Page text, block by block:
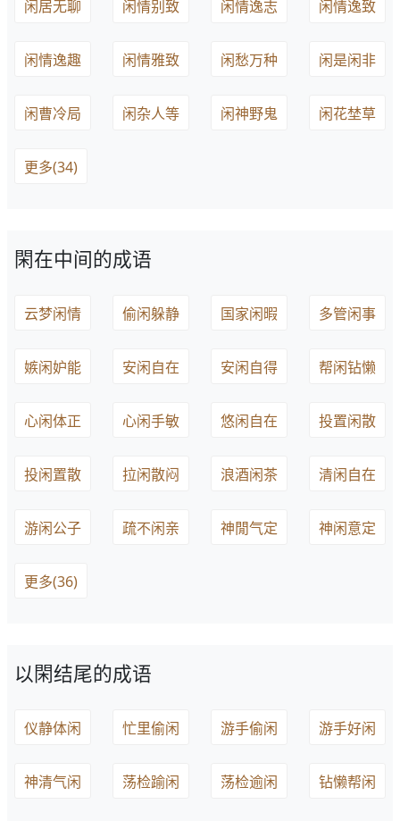
闲居无聊 闲情别致 闲情逸志 闲情逸致
闲情逸趣 闲情雅致 闲愁万种 闲是闲非
闲曹冷局 闲杂人等 闲神野鬼 闲花埜草
更多(34)
閑在中间的成语
云梦闲情 偷闲躲静 国家闲暇 多管闲事
嫉闲妒能 安闲自在 安闲自得 帮闲钻懒
心闲体正 心闲手敏 悠闲自在 投置闲散
投闲置散 拉闲散闷 浪酒闲茶 清闲自在
游闲公子 疏不闲亲 神閒气定 神闲意定
更多(36)
以閑结尾的成语
仪静体闲 忙里偷闲 游手偷闲 游手好闲
神清气闲 荡检踰闲 荡检逾闲 钻懒帮闲